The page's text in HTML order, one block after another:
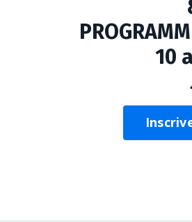
10